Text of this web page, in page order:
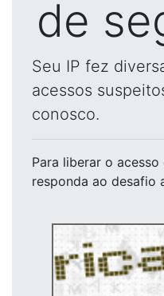
de
Seu IP fez
acessos
conosco.
Para liberar o acesso
responda ao desafio